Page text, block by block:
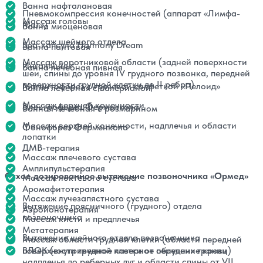
Ванна нафталановая
Ванна миоценовая
Ванна пантовая
Ванна лечебная пивная
Ванна лечебная с валерианой
Ванная лечебная с розмарином
Пневмокомпрессия конечностей (аппарат «Лимфа-
Мат»)
Spa-капсула Harmony Dream
Ингаляция
Магнитофорез с грязевой салфеткой «Пелоид»
Электрофорез Ферменкола
Фонофорез Ферменкола
ДМВ-терапия
Амплипульстерапия
Аромафитотерапия
Аэроионотерапия
Метатерапия
ВЛОК (внутривенное лазерное облучение крови)
Массаж головы
Массаж шейного отдела
Массаж воротниковой области (задней поверхности
шеи, спины до уровня IV грудного позвонка, передней
поверхности грудной клетки до II ребра)
Массаж верхней конечности
Массаж верхней конечности, надплечья и области
лопатки
Массаж плечевого сустава
Массаж локтевого сустава
Массаж лучезапястного сустава
Массаж кисти и предплечья
Массаж области грудной клетки (области передней
поверхности грудной клетки от передних границ
Сухое дозированное вытяжение позвоночника «Ормед»
Вытяжение поясничного (грудного) отдела
позвоночника
Вытяжение шейного отдела позвоночника